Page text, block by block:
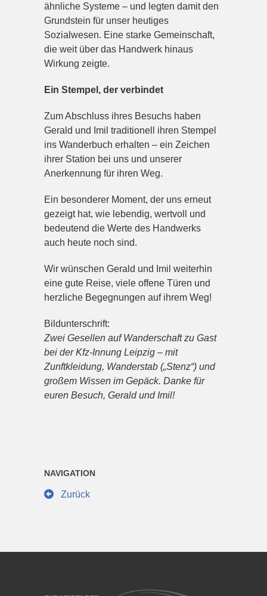
ähnliche Systeme – und legten damit den
Grundstein für unser heutiges
Sozialwesen. Eine starke Gemeinschaft,
die weit über das Handwerk hinaus
Wirkung zeigte.
Ein Stempel, der verbindet
Zum Abschluss ihres Besuchs haben
Gerald und Imil traditionell ihren Stempel
ins Wanderbuch erhalten – ein Zeichen
ihrer Station bei uns und unserer
Anerkennung für ihren Weg.
Ein besonderer Moment, der uns erneut
gezeigt hat, wie lebendig, wertvoll und
bedeutend die Werte des Handwerks
auch heute noch sind.
Wir wünschen Gerald und Imil weiterhin
eine gute Reise, viele offene Türen und
herzliche Begegnungen auf ihrem Weg!
Bildunterschrift:
Zwei Gesellen auf Wanderschaft zu Gast
bei der Kfz-Innung Leipzig – mit
Zunftkleidung, Wanderstab („Stenz“) und
großem Wissen im Gepäck. Danke für
euren Besuch, Gerald und Imil!
NAVIGATION
Zurück